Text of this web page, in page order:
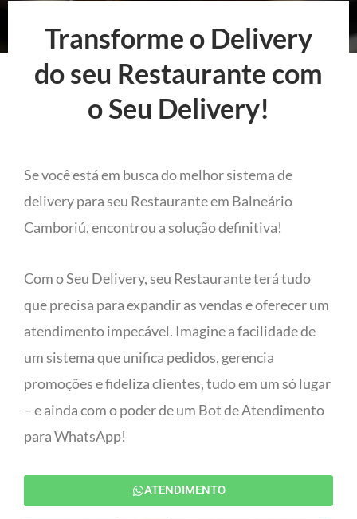
Transforme o Delivery
do seu Restaurante com
o Seu Delivery!
Se você está em busca do melhor sistema de
delivery para seu Restaurante em Balneário
Camboriú, encontrou a solução definitiva!
Com o Seu Delivery, seu Restaurante terá tudo
que precisa para expandir as vendas e oferecer um
atendimento impecável. Imagine a facilidade de
um sistema que unifica pedidos, gerencia
promoções e fideliza clientes, tudo em um só lugar
– e ainda com o poder de um Bot de Atendimento
para WhatsApp!
ATENDIMENTO